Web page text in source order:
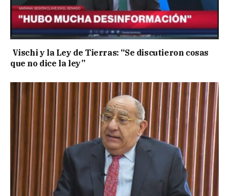
Vischi y la Ley de Tierras: “Se discutieron cosas
que no dice la ley”